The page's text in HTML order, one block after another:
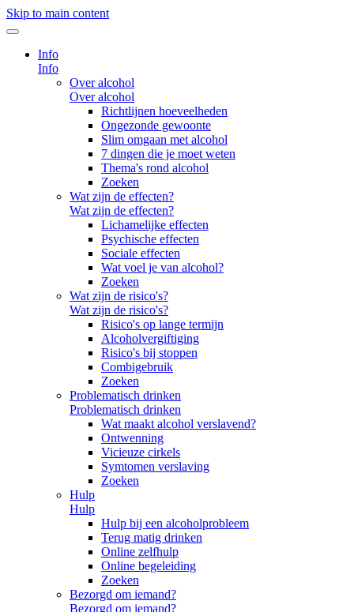
Skip to main content
Info
Info
Over alcohol
Over alcohol
Richtlijnen hoeveelheden
Ongezonde gewoonte
Slim omgaan met alcohol
7 dingen die je moet weten
Thema's rond alcohol
Zoeken
Wat zijn de effecten?
Wat zijn de effecten?
Lichamelijke effecten
Psychische effecten
Sociale effecten
Wat voel je van alcohol?
Zoeken
Wat zijn de risico's?
Wat zijn de risico's?
Risico's op lange termijn
Alcoholvergiftiging
Risico's bij stoppen
Combigebruik
Zoeken
Problematisch drinken
Problematisch drinken
Wat maakt alcohol verslavend?
Ontwenning
Vicieuze cirkels
Symtomen verslaving
Zoeken
Hulp
Hulp
Hulp bij een alcoholprobleem
Terug matig drinken
Online zelfhulp
Online begeleiding
Zoeken
Bezorgd om iemand?
Bezorgd om iemand?